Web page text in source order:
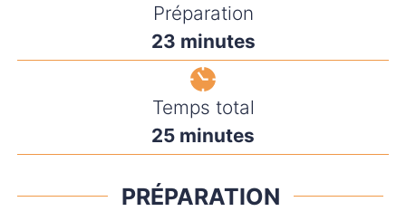
Préparation
23minutes
minutes
Temps total
25minutes
minutes
PRÉPARATION